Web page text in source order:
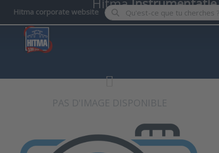
Hitma corporate website Enter a search term. Results
HitmaInstrumentatie